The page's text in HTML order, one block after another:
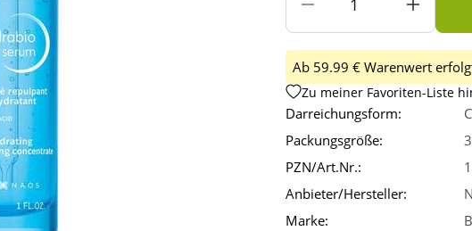
Ab 59.99 € Warenwert
Zu meiner Favoriten-Liste
Darreichungsform:
Packungsgröße:
PZN/Art.Nr.:
Anbieter/Hersteller:
Marke: